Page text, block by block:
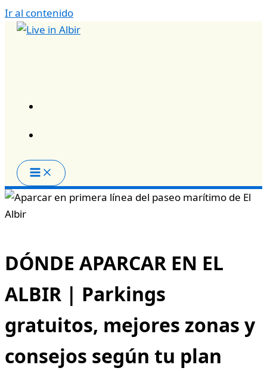
Ir al contenido
DÓNDE APARCAR EN EL
ALBIR | Parkings
gratuitos, mejores zonas y
consejos según tu plan